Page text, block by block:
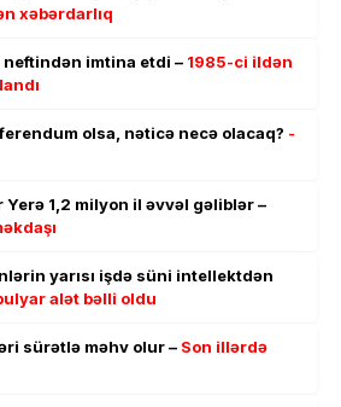
xəbərdarlıq
neftindən imtina etdi – 1985-ci ildən
olsa, nəticə necə olacaq? -
1,2 milyon il əvvəl gəliblər –
yarısı işdə süni intellektdən
alət bəlli oldu
sürətlə məhv olur – Son illərdə